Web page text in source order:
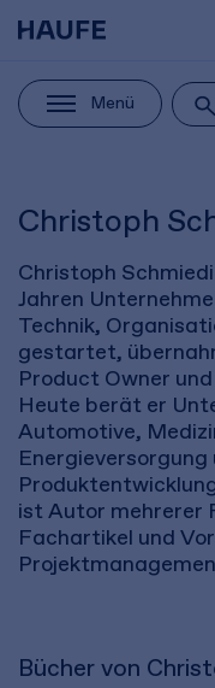
Menü
Christoph
Christoph
Jahren
Technik,
gestartet,
Product Owner
Heute berät er
Automotive,
ist Autor mehrerer
Fachartikel und
Bücher von